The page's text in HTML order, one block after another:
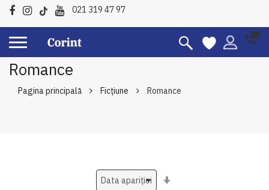
021 319 47 97
Romance
Pagina principală Ficțiune Romance